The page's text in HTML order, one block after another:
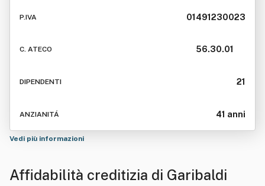
P.IVA 01491230023
C. ATECO 56.30.01
DIPENDENTI 21
ANZIANITÁ 41 anni
Vedi più informazioni
Affidabilità creditizia di Garibaldi